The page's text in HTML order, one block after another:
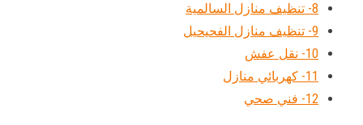
8- تنظيف منازل السالمية
9- تنظيف منازل الفحيحيل
10- نقل عفش
11- كهربائي منازل
12- فني صحي